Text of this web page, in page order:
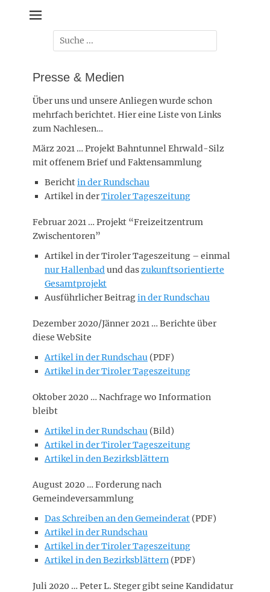
Suche
nach:
Presse & Medien
Über uns und unsere Anliegen wurde schon
mehrfach berichtet. Hier eine Liste von Links
zum Nachlesen…
März 2021 … Projekt Bahntunnel Ehrwald-Silz
mit offenem Brief und Faktensammlung
Berichtin der Rundschau
Artikel in derTiroler Tageszeitung
Februar 2021 … Projekt “Freizeitzentrum
Zwischentoren”
Artikel in der Tiroler Tageszeitung – einmal
nur Hallenbadund daszukunftsorientierte
Gesamtprojekt
Ausführlicher Beitragin der Rundschau
Dezember 2020/Jänner 2021 … Berichte über
diese WebSite
Artikel in der Rundschau (PDF)
Artikel in der Tiroler Tageszeitung
Oktober 2020 … Nachfrage wo Information
bleibt
Artikel in der Rundschau (Bild)
Artikel in der Tiroler Tageszeitung
Artikel in den Bezirksblättern
August 2020 … Forderung nach
Gemeindeversammlung
Das Schreiben an den Gemeinderat (PDF)
Artikel in der Rundschau
Artikel in der Tiroler Tageszeitung
Artikel in den Bezirksblättern (PDF)
Juli 2020 … Peter L. Steger gibt seine Kandidatur